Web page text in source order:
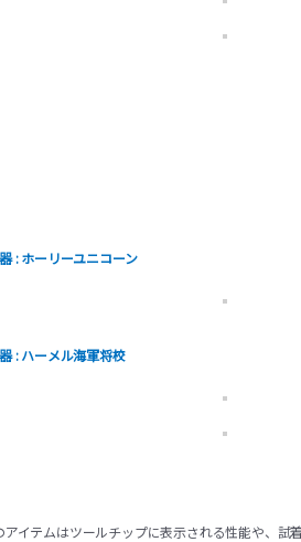
: ホーリーユニコーン
: ハーメル海軍将校
アイテムはツールチップに表示される性能や、